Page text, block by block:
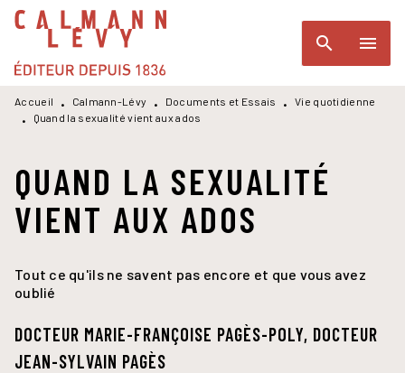
MENU RECHERCHE
PIED DE PAGE
search menu
Accueil • Calmann-Lévy • Documents et Essais •
Vie quotidienne
•
Quand la sexualité vient aux ados
QUAND LA SEXUALITÉ
VIENT AUX ADOS
Tout ce qu'ils ne savent pas encore et que vous avez
oublié
DOCTEUR MARIE-FRANÇOISE PAGÈS-POLY, DOCTEUR
JEAN-SYLVAIN PAGÈS